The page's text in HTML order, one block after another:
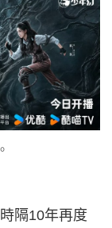
隔10年再度